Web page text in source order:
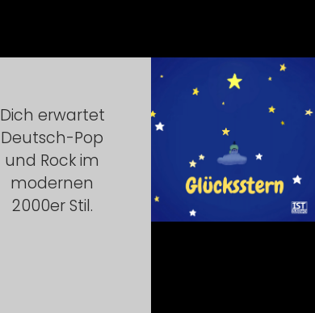
Dich erwartet
Deutsch-Pop
und Rock im
modernen
2000er Stil.